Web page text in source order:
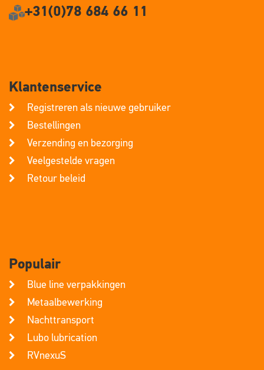
+31(0)78 684 66 11
Klantenservice
Registreren als nieuwe gebruiker
Bestellingen
Verzending en bezorging
Veelgestelde vragen
Retour beleid
Populair
Blue line verpakkingen
Metaalbewerking
Nachttransport
Lubo lubrication
RVnexuS